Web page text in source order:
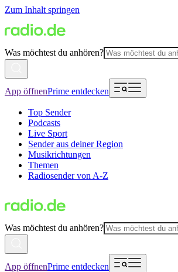
Zum Inhalt springen
Was möchtest du anhören?
App öffnenPrime entdecken
Top Sender
Podcasts
Live Sport
Sender aus deiner Region
Musikrichtungen
Themen
Radiosender von A-Z
Was möchtest du anhören?
App öffnenPrime entdecken